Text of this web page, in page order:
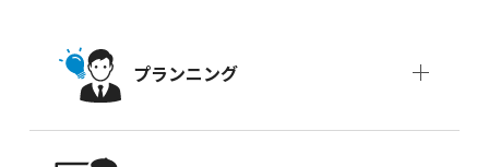
プランニング